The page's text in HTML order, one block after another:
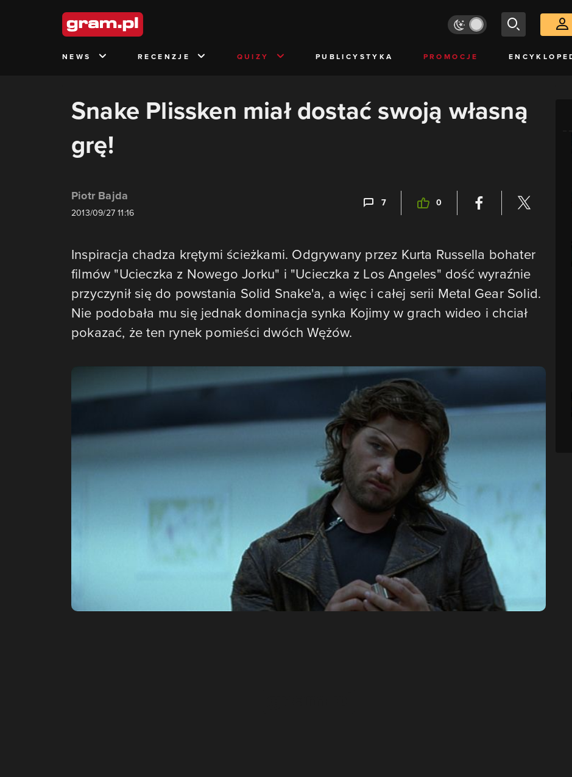
NEWS RECENZJE QUIZY PUBLICYSTYKA PROMOCJE
Snake Plissken miał dostać swoją własną
grę!
Piotr Bajda
2013/09/27 11:16
7 0
Inspiracja chadza krętymi ścieżkami. Odgrywany przez Kurta Russella bohater
filmów "Ucieczka z Nowego Jorku" i "Ucieczka z Los Angeles" dość wyraźnie
przyczynił się do powstania Solid Snake'a, a więc i całej serii Metal Gear Solid.
Nie podobała mu się jednak dominacja synka Kojimy w grach wideo i chciał
pokazać, że ten rynek pomieści dwóch Wężów.